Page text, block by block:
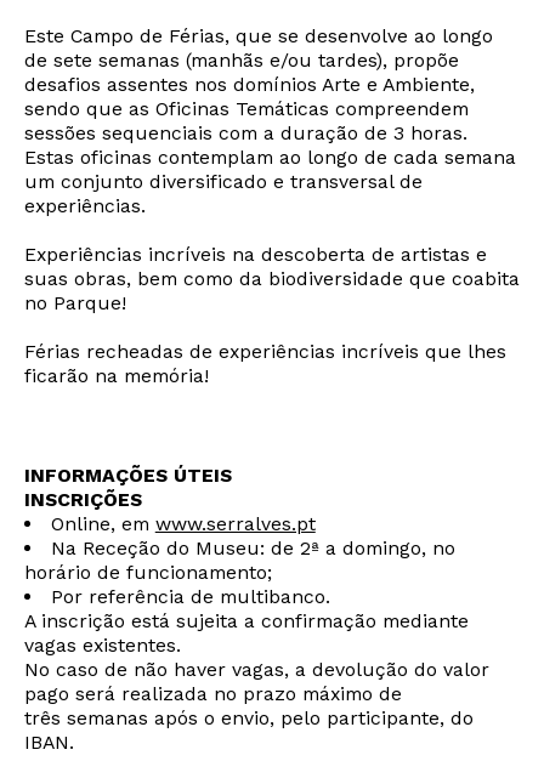
Este Campo de Férias, que se desenvolve ao longo
de sete semanas (manhãs e/ou tardes), propõe
desafios assentes nos domínios Arte e Ambiente,
sendo que as Oficinas Temáticas compreendem
sessões sequenciais com a duração de 3 horas.
Estas oficinas contemplam ao longo de cada semana
um conjunto diversificado e transversal de
experiências.
Experiências incríveis na descoberta de artistas e
suas obras, bem como da biodiversidade que coabita
no Parque!
Férias recheadas de experiências incríveis que lhes
ficarão na memória!
INFORMAÇÕES ÚTEIS
INSCRIÇÕES
Online, em www.serralves.pt
Na Receção do Museu: de 2ª a domingo, no
horário de funcionamento;
Por referência de multibanco.
A inscrição está sujeita a confirmação mediante
vagas existentes.
No caso de não haver vagas, a devolução do valor
pago será realizada no prazo máximo de
três semanas após o envio, pelo participante, do
IBAN.